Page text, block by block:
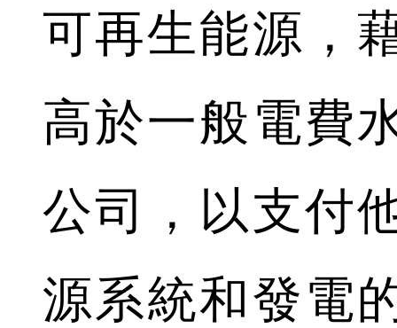
可再生能源，
高於一般電費
公司，以支付
源系統和發電